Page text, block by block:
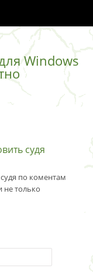
Windows
судя
по коментам
не только